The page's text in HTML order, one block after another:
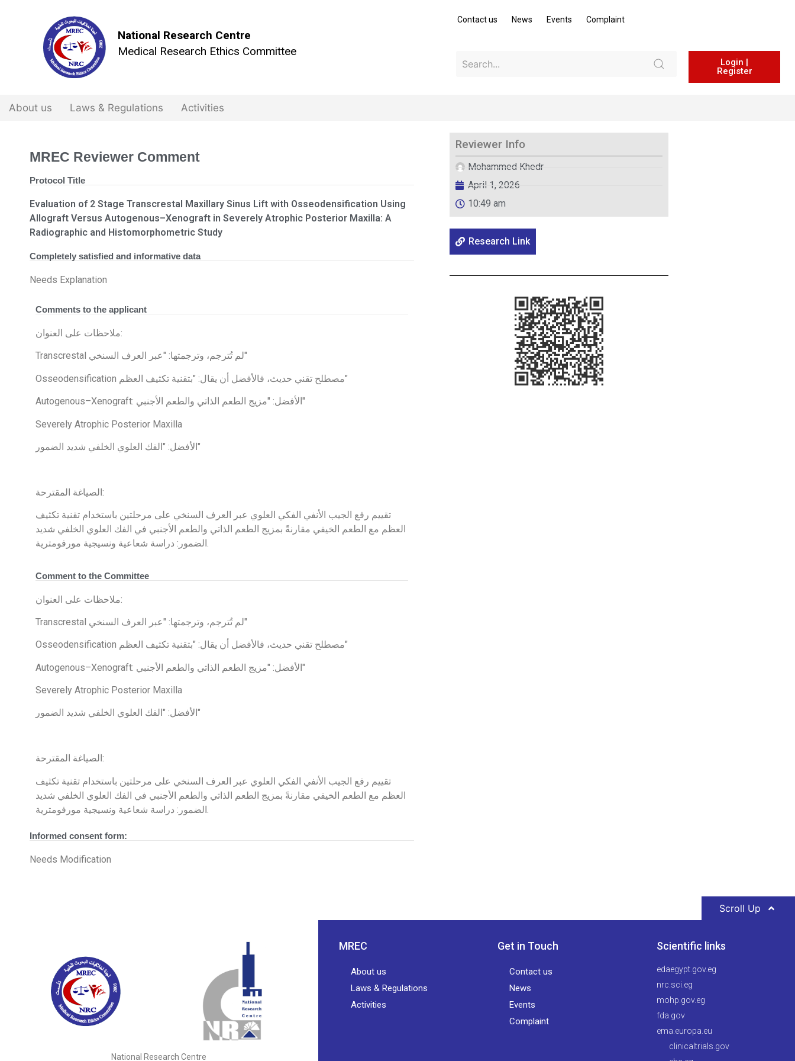
National Research Centre
Medical Research Ethics Committee
Contact us News Events Complaint
Login |
Register
About us Laws & Regulations Activities
MREC Reviewer Comment
Protocol Title
Evaluation of 2 Stage Transcrestal Maxillary Sinus Lift with Osseodensification Using
Allograft Versus Autogenous–Xenograft in Severely Atrophic Posterior Maxilla: A
Radiographic and Histomorphometric Study
Completely satisfied and informative data
Needs Explanation
Comments to the applicant
ملاحظات على العنوان:
Transcrestal لم تُترجم، وترجمتها: "عبر العرف السنخي"
Osseodensification مصطلح تقني حديث، فالأفضل أن يقال: "بتقنية تكثيف العظم"
Autogenous–Xenograft: الأفضل: "مزيج الطعم الذاتي والطعم الأجنبي"
Severely Atrophic Posterior Maxilla
الأفضل: "الفك العلوي الخلفي شديد الضمور"
الصياغة المقترحة:
تقييم رفع الجيب الأنفي الفكي العلوي عبر العرف السنخي على مرحلتين باستخدام تقنية تكثيف
العظم مع الطعم الخيفي مقارنةً بمزيج الطعم الذاتي والطعم الأجنبي في الفك العلوي الخلفي شديد
الضمور: دراسة شعاعية ونسيجية مورفومترية.
Comment to the Committee
ملاحظات على العنوان:
Transcrestal لم تُترجم، وترجمتها: "عبر العرف السنخي"
Osseodensification مصطلح تقني حديث، فالأفضل أن يقال: "بتقنية تكثيف العظم"
Autogenous–Xenograft: الأفضل: "مزيج الطعم الذاتي والطعم الأجنبي"
Severely Atrophic Posterior Maxilla
الأفضل: "الفك العلوي الخلفي شديد الضمور"
الصياغة المقترحة:
تقييم رفع الجيب الأنفي الفكي العلوي عبر العرف السنخي على مرحلتين باستخدام تقنية تكثيف
العظم مع الطعم الخيفي مقارنةً بمزيج الطعم الذاتي والطعم الأجنبي في الفك العلوي الخلفي شديد
Informed consent form:
Needs Modification
Reviewer Info
Mohammed Khedr
April 1, 2026
10:49 am
Research Link
Scroll Up
National Research Centre
MREC
About us
Laws & Regulations
Activities
Get in Touch
Contact us
News
Events
Complaint
Scientific links
edaegypt.gov.eg
nrc.sci.eg
mohp.gov.eg
fda.gov
ema.europa.eu
clinicaltrials.gov